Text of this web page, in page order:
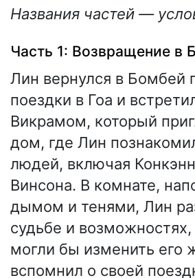
Названия частей —
Часть 1: Возвращение в
Лин вернулся в Бомбей
поездки в Гоа и
Викрамом, который
дом, где Лин
людей, включая
Винсона. В комнате,
дымом и тенями, Лин
судьбе и
могли бы изменить его
вспомнил о своей